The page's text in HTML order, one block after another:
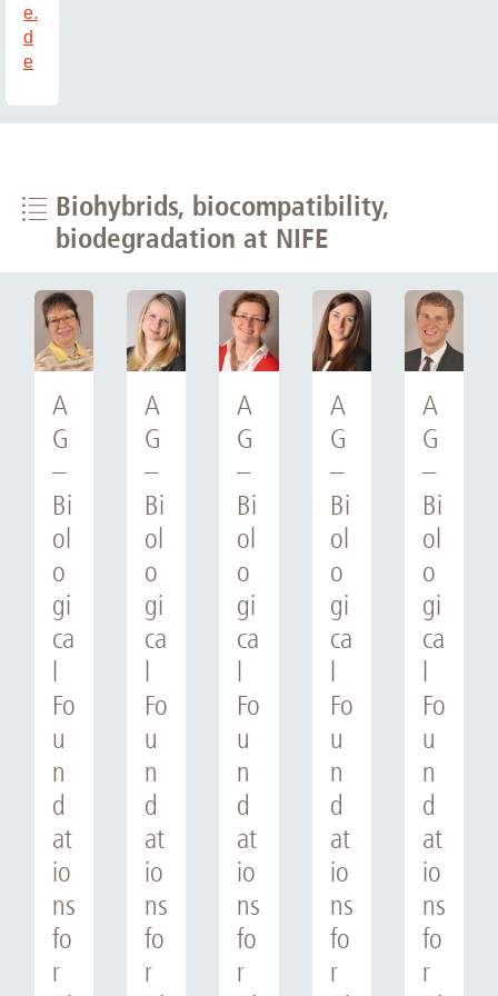
e.
d
e
Biohybrids, biocompatibility,
biodegradation at NIFE
A
G
–
Bi
ol
o
gi
ca
Fo
u
n
d
at
io
ns
fo
r
A
G
–
Bi
ol
o
gi
ca
Fo
u
n
d
at
io
ns
fo
r
A
G
–
Bi
ol
o
gi
ca
Fo
u
n
d
at
io
ns
fo
r
A
G
–
Bi
ol
o
gi
ca
Fo
u
n
d
at
io
ns
fo
r
A
G
–
Bi
ol
o
gi
ca
Fo
u
n
d
at
io
ns
fo
r